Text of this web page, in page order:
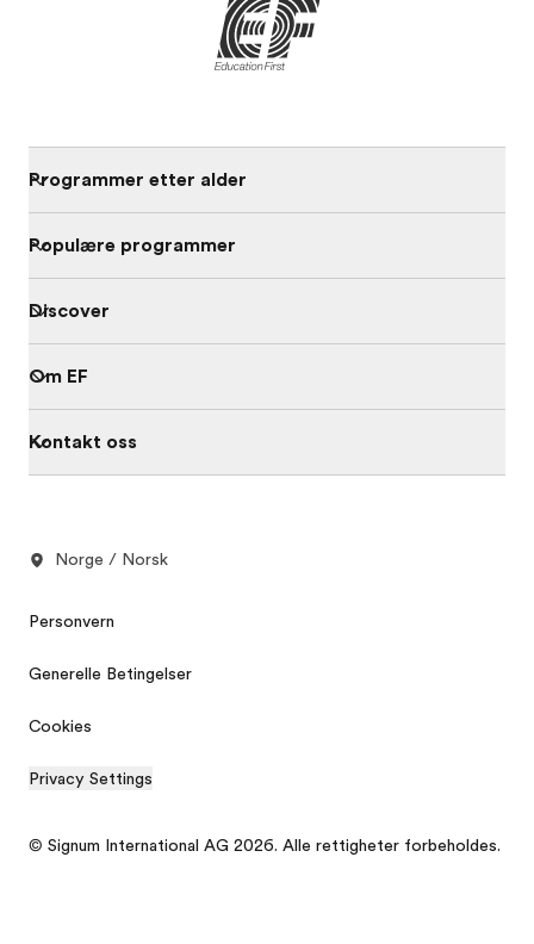
Programmer etter alder
Populære programmer
Discover
Om EF
Kontakt oss
Norge / Norsk
Personvern
Generelle Betingelser
Cookies
Privacy Settings
© Signum International AG 2026. Alle rettigheter forbeholdes.